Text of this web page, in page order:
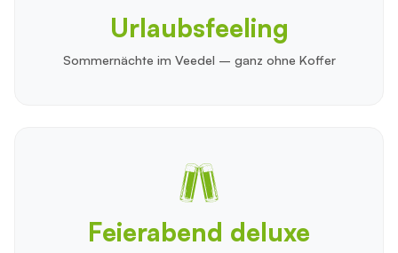
Urlaubsfeeling
Sommernächte im Veedel – ganz ohne Koffer
Feierabend deluxe